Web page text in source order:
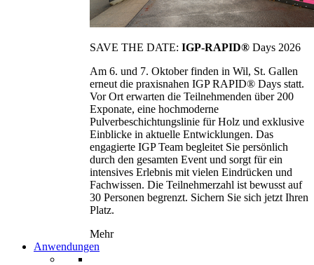
SAVE THE DATE: IGP-RAPID® Days 2026
Am 6. und 7. Oktober finden in Wil, St. Gallen
erneut die praxisnahen IGP RAPID® Days statt.
Vor Ort erwarten die Teilnehmenden über 200
Exponate, eine hochmoderne
Pulverbeschichtungslinie für Holz und exklusive
Einblicke in aktuelle Entwicklungen. Das
engagierte IGP Team begleitet Sie persönlich
durch den gesamten Event und sorgt für ein
intensives Erlebnis mit vielen Eindrücken und
Fachwissen. Die Teilnehmerzahl ist bewusst auf
30 Personen begrenzt. Sichern Sie sich jetzt Ihren
Platz.
Mehr
Anwendungen